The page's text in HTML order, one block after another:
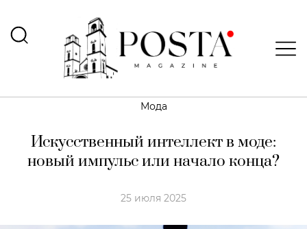
Мода
Искусственный интеллект в моде:
новый импульс или начало конца?
25 июля 2025